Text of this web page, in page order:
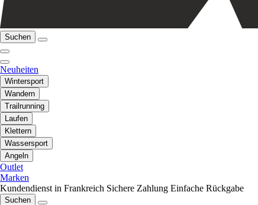
Suchen
Neuheiten
Wintersport
Wandern
Trailrunning
Laufen
Klettern
Wassersport
Angeln
Outlet
Marken
Kundendienst in Frankreich Sichere Zahlung Einfache Rückgabe
Suchen